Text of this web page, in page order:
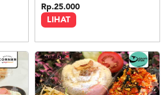
LIHAT
Rp.25.000